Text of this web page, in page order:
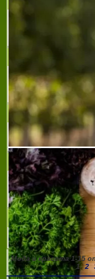
Еуфория
дрехи
LEATHER TRADE LTD
ДАУН М
облекла
CARAMELLA FASHION
Мода и красота1-15
1
2